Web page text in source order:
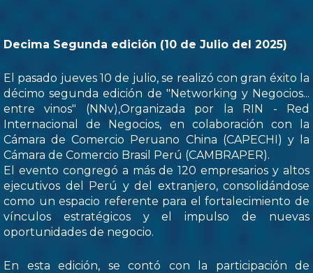
Decima Segunda edición (10 de Julio del 2025)
El pasado jueves 10 de julio, se realizó con gran éxito la
décimo segunda edición de "Networking y Negocios...
entre vinos" (NNv),Organizada por la RIN - Red
Internacional de Negocios, en colaboración con la
Cámara de Comercio Peruano China (CAPECHI) y la
Cámara de Comercio Brasil Perú (CAMBRAPER).
El evento congregó a más de 120 empresarios y altos
ejecutivos del Perú y del extranjero, consolidándose
como un espacio referente para el fortalecimiento de
vínculos estratégicos y el impulso de nuevas
oportunidades de negocio.
En esta edición, se contó con la participación de